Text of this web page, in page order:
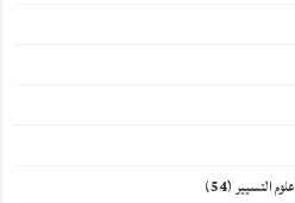
التسيير(54)